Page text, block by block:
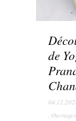
de
,